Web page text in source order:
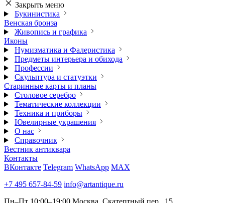
Закрыть меню
Букинистика
Венская бронза
Живопись и графика
Иконы
Нумизматика и Фалеристика
Предметы интерьера и обихода
Профессии
Скульптура и статуэтки
Старинные карты и планы
Столовое серебро
Тематические коллекции
Техника и приборы
Ювелирные украшения
О нас
Справочник
Вестник антиквара
Контакты
ВКонтакте Telegram WhatsApp MAX
+7 495 657-84-59 info@artantique.ru
Пн–Пт 10:00–19:00 Москва, Скатертный пер., 15